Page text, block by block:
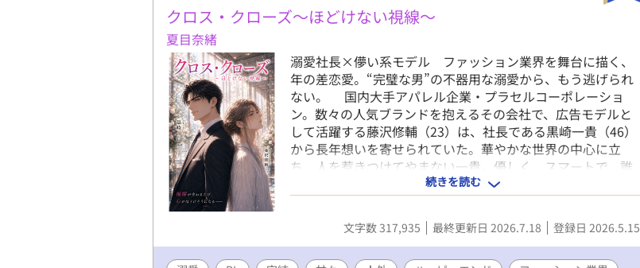
クロス・クローズ～ほどけない視線～
夏目奈緒
溺愛社長×儚い系モデル ファッション業界を舞台に描く、
年の差恋愛。“完璧な男”の不器用な溺愛から、もう逃げられ
ない。 国内大手アパレル企業・プラセルコーポレーショ
ン。数々の人気ブランドを抱えるその会社で、広告モデルと
して活躍する藤沢修輔（23）は、社長である黒崎一貴（46）
から長年想いを寄せられていた。華やかな世界の中心に立
ち、人を惹きつけてやまない一貴。優しく、スマートで、誰
にでも距離を縮めていく。だからこそ修輔は、その想いを簡
単に信じることができない。こんな人が、本当に自分だけを
見続けるはずがない。そう思いながらも、一貴の真っ直ぐな
視線から逃れられずにいる。 だが、一貴には秘密があっ
続きを読む
文字数 317,935 最終更新日 2026.7.18 登録日 2026.5.15